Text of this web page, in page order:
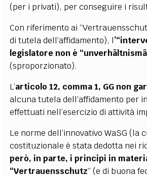
(per i privati), per conseguire i
Con riferimento ai
di tutela dell’affidamento), l
legislatore non è
(sproporzionato).
L’articolo 12, comma 1, GG non
alcuna tutela dell’affidamento per
effettuati nell’esercizio di attività
Le norme dell’innovativo WaSG (la
costituzionale è stata dedotta nei
però, in parte, i principi in
“Vertrauensschutz” (e di buona